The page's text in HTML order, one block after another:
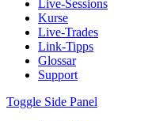
Live-Sessions
Kurse
Live-Trades
Link-Tipps
Glossar
Support
Toggle Side Panel